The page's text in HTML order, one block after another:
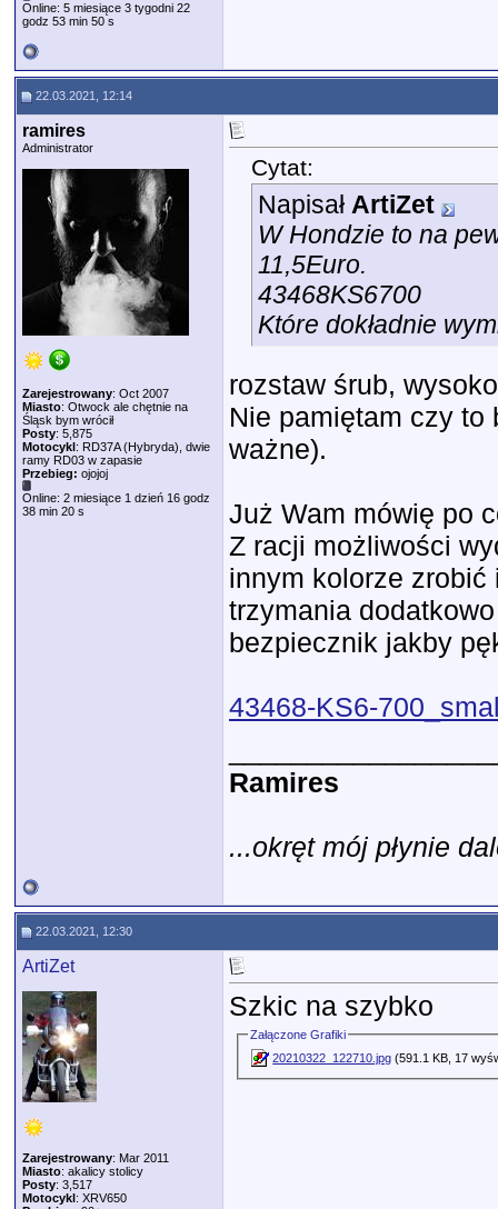
Online: 5 miesiące 3 tygodni 22
godz 53 min 50 s
22.03.2021, 12:14
ramires
Administrator
Zarejestrowany: Oct 2007
Miasto: Otwock ale chętnie na
Śląsk bym wrócił
Posty: 5,875
Motocykl: RD37A (Hybryda), dwie
ramy RD03 w zapasie
Przebieg: ojojoj
Online: 2 miesiące 1 dzień 16 godz
38 min 20 s
Cytat:
Napisał ArtiZet
W Hondzie to na
11,5Euro.
43468KS6700
Które dokładnie
rozstaw śrub,
Nie pamiętam czy to
ważne).
Już Wam mówię po
Z racji możliwości
innym kolorze
trzymania
bezpiecznik jakby
43468-KS6-
Ramires
...okręt mój płynie
22.03.2021, 12:30
ArtiZet
Zarejestrowany: Mar 2011
Miasto: akalicy stolicy
Posty: 3,517
Motocykl: XRV650
Szkic na szybko
Załączone Grafiki
20210322_122710.jpg (591.1 KB, 17